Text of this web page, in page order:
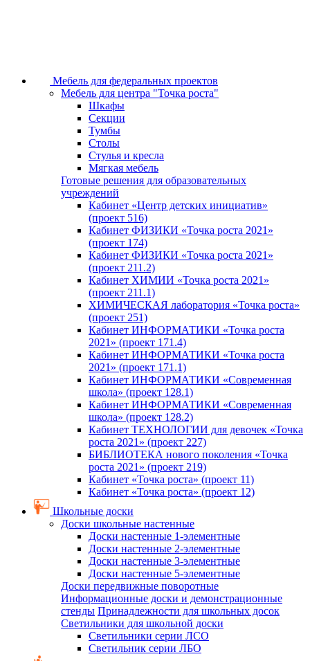
Мебель для федеральных проектов
Мебель для центра "Точка роста"
Шкафы
Секции
Тумбы
Столы
Стулья и кресла
Мягкая мебель
Готовые решения для образовательных
учреждений
Кабинет «Центр детских инициатив»
(проект 516)
Кабинет ФИЗИКИ «Точка роста 2021»
(проект 174)
Кабинет ФИЗИКИ «Точка роста 2021»
(проект 211.2)
Кабинет ХИМИИ «Точка роста 2021»
(проект 211.1)
ХИМИЧЕСКАЯ лаборатория «Точка роста»
(проект 251)
Кабинет ИНФОРМАТИКИ «Точка роста
2021» (проект 171.4)
Кабинет ИНФОРМАТИКИ «Точка роста
2021» (проект 171.1)
Кабинет ИНФОРМАТИКИ «Современная
школа» (проект 128.1)
Кабинет ИНФОРМАТИКИ «Современная
школа» (проект 128.2)
Кабинет ТЕХНОЛОГИИ для девочек «Точка
роста 2021» (проект 227)
БИБЛИОТЕКА нового поколения «Точка
роста 2021» (проект 219)
Кабинет «Точка роста» (проект 11)
Кабинет «Точка роста» (проект 12)
Школьные доски
Доски школьные настенные
Доски настенные 1-элементные
Доски настенные 2-элементные
Доски настенные 3-элементные
Доски настенные 5-элементные
Доски передвижные поворотные
Информационные доски и демонстрационные
стенды Принадлежности для школьных досок
Светильники для школьной доски
Светильники серии ЛСО
Светильник серии ЛБО